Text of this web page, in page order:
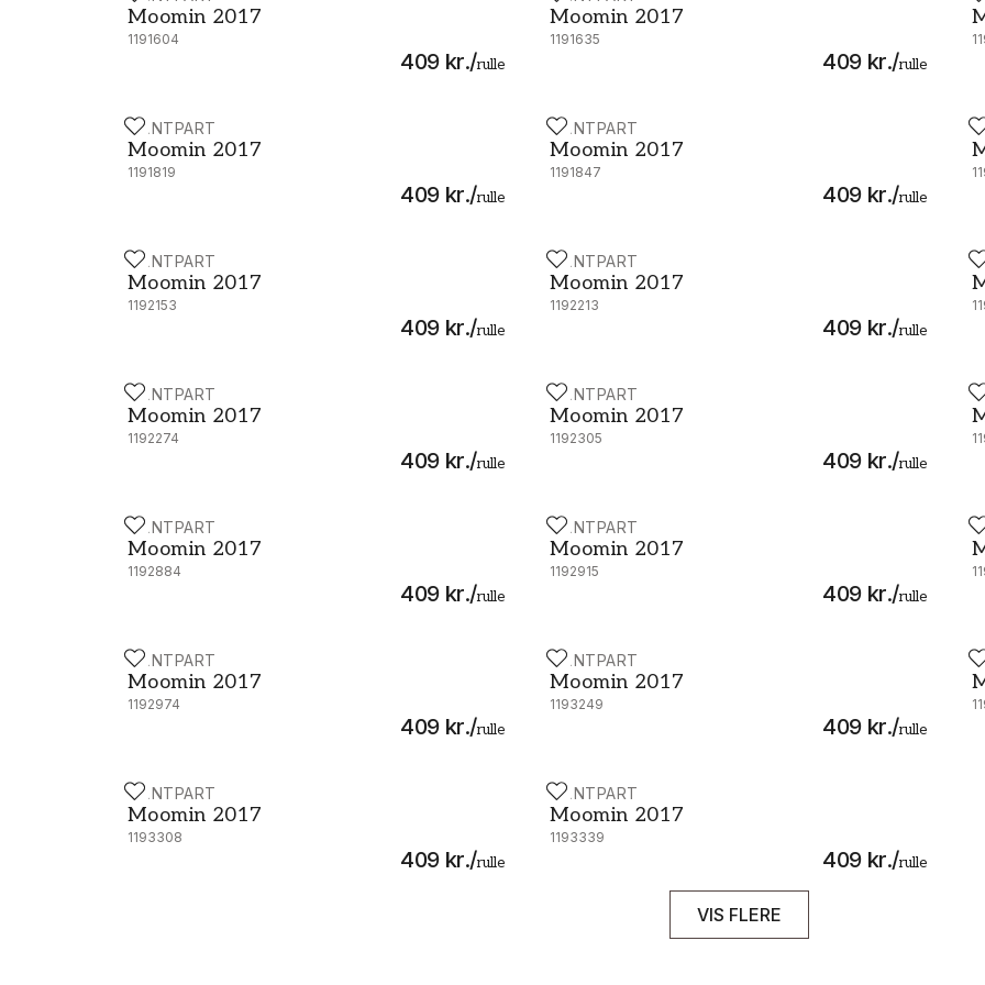
Moomin 2017
1191604
409 kr./rulle
Moomin 2017
1191635
409 kr./rulle
PAINTPART
Moomin 2017
1191819
409 kr./rulle
Moomin 2017 - 5163-2 PAINTPART
Moomin 2017
1191847
409 kr./rulle
Moomin 2017 - 5163-3
PAINTPART
Moomin 2017
1192153
409 kr./rulle
Moomin 2017 - 5164-1 PAINTPART
Moomin 2017
1192213
409 kr./rulle
Moomin 2017 - 5164-3
PAINTPART
Moomin 2017
1192274
409 kr./rulle
Moomin 2017 - 5164-5 PAINTPART
Moomin 2017
1192305
409 kr./rulle
Moomin 2017 - 5164-6
PAINTPART
Moomin 2017
1192884
409 kr./rulle
Moomin 2017 - 5166-1 PAINTPART
Moomin 2017
1192915
409 kr./rulle
Moomin 2017 - 5166-2
PAINTPART
Moomin 2017
1192974
409 kr./rulle
Moomin 2017 - 5166-4 PAINTPART
Moomin 2017
1193249
409 kr./rulle
Moomin 2017 - 5167-1
PAINTPART
Moomin 2017
1193308
409 kr./rulle
Moomin 2017 - 5167-3 PAINTPART
Moomin 2017
1193339
409 kr./rulle
Moomin 2017 - 5167-4
VIS FLERE